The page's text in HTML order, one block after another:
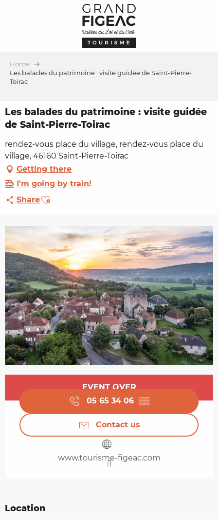
Home
Les balades du patrimoine : visite guidée de Saint-Pierre-
Toirac
Les balades du patrimoine : visite guidée
de Saint-Pierre-Toirac
rendez-vous place du village, rendez-vous place du
village, 46160 Saint-Pierre-Toirac
Getting there
I'm going by train!
ShareAjouter aux favoris
Opening hours & contact details
EVENT OVER
05 65 34 06 ▒▒
Contact us
www.tourisme-figeac.com
Location